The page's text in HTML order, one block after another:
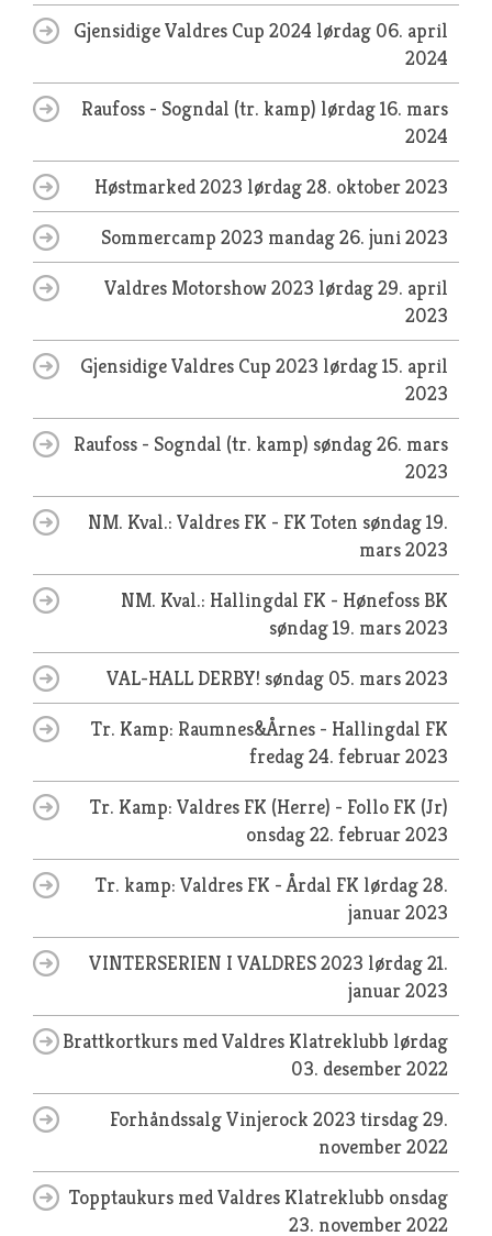
Gjensidige Valdres Cup 2024 lørdag 06. april
2024
Raufoss - Sogndal (tr. kamp) lørdag 16. mars
2024
Høstmarked 2023 lørdag 28. oktober 2023
Sommercamp 2023 mandag 26. juni 2023
Valdres Motorshow 2023 lørdag 29. april
2023
Gjensidige Valdres Cup 2023 lørdag 15. april
2023
Raufoss - Sogndal (tr. kamp) søndag 26. mars
2023
NM. Kval.: Valdres FK - FK Toten søndag 19.
mars 2023
NM. Kval.: Hallingdal FK - Hønefoss BK
søndag 19. mars 2023
VAL-HALL DERBY! søndag 05. mars 2023
Tr. Kamp: Raumnes&Årnes - Hallingdal FK
fredag 24. februar 2023
Tr. Kamp: Valdres FK (Herre) - Follo FK (Jr)
onsdag 22. februar 2023
Tr. kamp: Valdres FK - Årdal FK lørdag 28.
januar 2023
VINTERSERIEN I VALDRES 2023 lørdag 21.
januar 2023
Brattkortkurs med Valdres Klatreklubb lørdag
03. desember 2022
Forhåndssalg Vinjerock 2023 tirsdag 29.
november 2022
Topptaukurs med Valdres Klatreklubb onsdag
23. november 2022